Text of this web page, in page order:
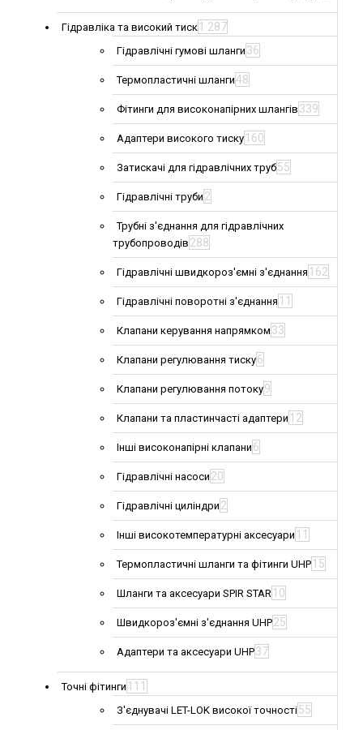
Гідравліка та високий тиск 1 287
Гідравлічні гумові шланги 36
Термопластичні шланги48
Фітинги для високонапірних шлангів 339
Адаптери високого тиску 160
Затискачі для гідравлічних труб55
Гідравлічні труби 2
Трубні з'єднання для гідравлічних
трубопроводів 288
Гідравлічні швидкороз'ємні з'єднання 162
Гідравлічні поворотні з'єднання 11
Клапани керування напрямком 33
Клапани регулювання тиску6
Клапани регулювання потоку9
Клапани та пластинчасті адаптери 12
Інші високонапірні клапани 6
Гідравлічні насоси 20
Гідравлічні циліндри 2
Інші високотемпературні аксесуари 11
Термопластичні шланги та фітинги UHP 15
Шланги та аксесуари SPIR STAR 10
Швидкороз'ємні з'єднання UHP25
Адаптери та аксесуари UHP37
Точні фітинги 111
З'єднувачі LET-LOK високої точності55